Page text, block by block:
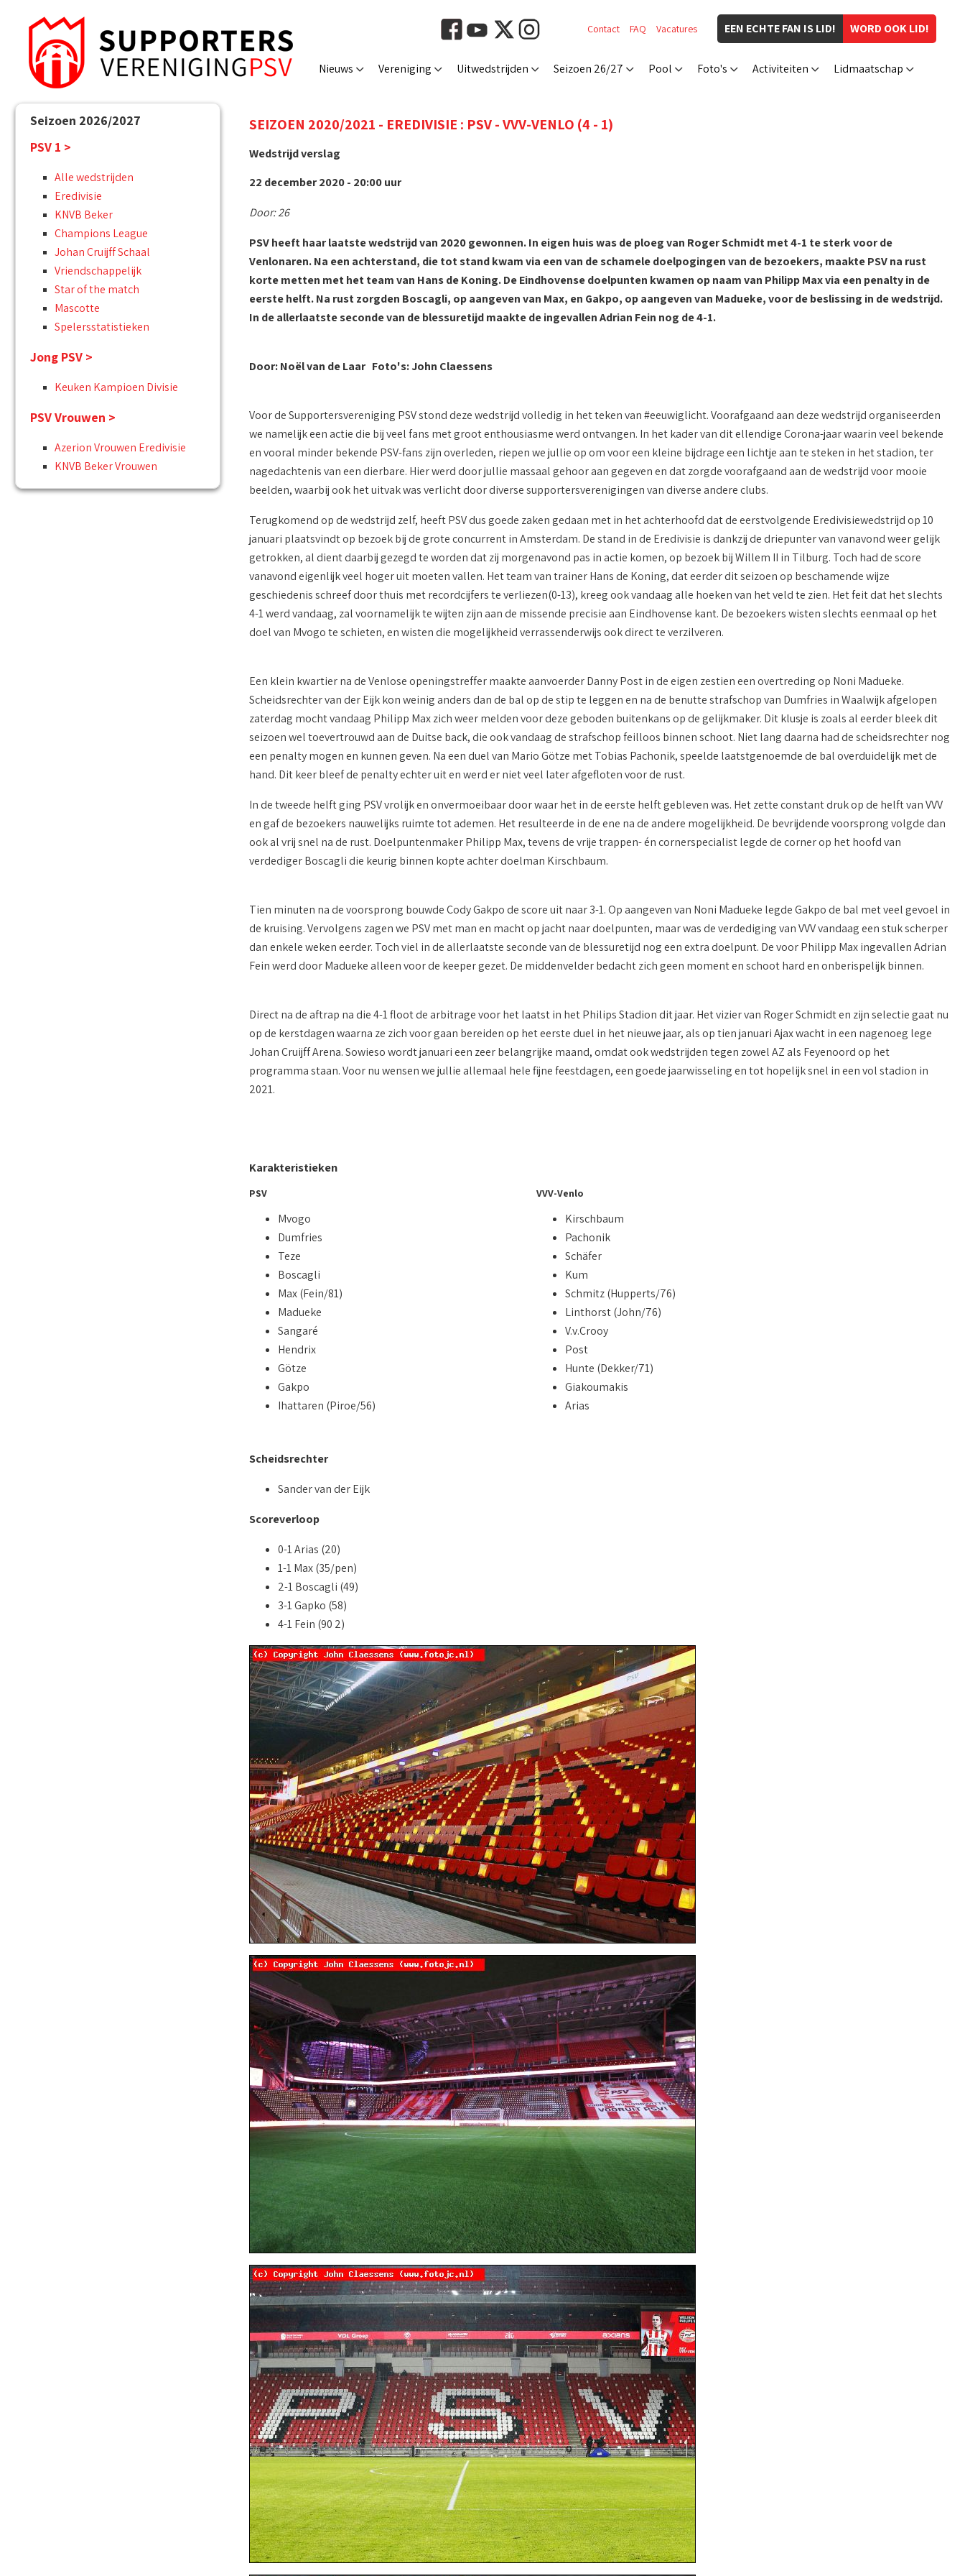
WORD OOK LID!
EEN ECHTE FAN IS LID!
Contact FAQ Vacatures
Nieuws Vereniging Uitwedstrijden Seizoen 26/27 Pool Foto's Activiteiten Lidmaatschap
Seizoen 2026/2027
PSV 1 >
Alle wedstrijden
Eredivisie
KNVB Beker
Champions League
Johan Cruijff Schaal
Vriendschappelijk
Star of the match
Mascotte
Spelersstatistieken
Jong PSV >
Keuken Kampioen Divisie
PSV Vrouwen >
Azerion Vrouwen Eredivisie
KNVB Beker Vrouwen
SEIZOEN 2020/2021 - EREDIVISIE : PSV - VVV-VENLO (4 - 1)
Wedstrijd verslag
22 december 2020 - 20:00 uur
Door: 26
PSV heeft haar laatste wedstrijd van 2020 gewonnen. In eigen huis was de ploeg van Roger Schmidt met 4-1 te sterk voor de
Venlonaren. Na een achterstand, die tot stand kwam via een van de schamele doelpogingen van de bezoekers, maakte PSV na rust
korte metten met het team van Hans de Koning. De Eindhovense doelpunten kwamen op naam van Philipp Max via een penalty in de
eerste helft. Na rust zorgden Boscagli, op aangeven van Max, en Gakpo, op aangeven van Madueke, voor de beslissing in de wedstrijd.
In de allerlaatste seconde van de blessuretijd maakte de ingevallen Adrian Fein nog de 4-1.
Door: Noël van de Laar Foto's: John Claessens
Voor de Supportersvereniging PSV stond deze wedstrijd volledig in het teken van #eeuwiglicht. Voorafgaand aan deze wedstrijd organiseerden
we namelijk een actie die bij veel fans met groot enthousiasme werd ontvangen. In het kader van dit ellendige Corona-jaar waarin veel bekende
en vooral minder bekende PSV-fans zijn overleden, riepen we jullie op om voor een kleine bijdrage een lichtje aan te steken in het stadion, ter
nagedachtenis van een dierbare. Hier werd door jullie massaal gehoor aan gegeven en dat zorgde voorafgaand aan de wedstrijd voor mooie
beelden, waarbij ook het uitvak was verlicht door diverse supportersverenigingen van diverse andere clubs.
Terugkomend op de wedstrijd zelf, heeft PSV dus goede zaken gedaan met in het achterhoofd dat de eerstvolgende Eredivisiewedstrijd op 10
januari plaatsvindt op bezoek bij de grote concurrent in Amsterdam. De stand in de Eredivisie is dankzij de driepunter van vanavond weer gelijk
getrokken, al dient daarbij gezegd te worden dat zij morgenavond pas in actie komen, op bezoek bij Willem II in Tilburg. Toch had de score
vanavond eigenlijk veel hoger uit moeten vallen. Het team van trainer Hans de Koning, dat eerder dit seizoen op beschamende wijze
geschiedenis schreef door thuis met recordcijfers te verliezen(0-13), kreeg ook vandaag alle hoeken van het veld te zien. Het feit dat het slechts
4-1 werd vandaag, zal voornamelijk te wijten zijn aan de missende precisie aan Eindhovense kant. De bezoekers wisten slechts eenmaal op het
doel van Mvogo te schieten, en wisten die mogelijkheid verrassenderwijs ook direct te verzilveren.
Een klein kwartier na de Venlose openingstreffer maakte aanvoerder Danny Post in de eigen zestien een overtreding op Noni Madueke.
Scheidsrechter van der Eijk kon weinig anders dan de bal op de stip te leggen en na de benutte strafschop van Dumfries in Waalwijk afgelopen
zaterdag mocht vandaag Philipp Max zich weer melden voor deze geboden buitenkans op de gelijkmaker. Dit klusje is zoals al eerder bleek dit
seizoen wel toevertrouwd aan de Duitse back, die ook vandaag de strafschop feilloos binnen schoot. Niet lang daarna had de scheidsrechter nog
een penalty mogen en kunnen geven. Na een duel van Mario Götze met Tobias Pachonik, speelde laatstgenoemde de bal overduidelijk met de
hand. Dit keer bleef de penalty echter uit en werd er niet veel later afgefloten voor de rust.
In de tweede helft ging PSV vrolijk en onvermoeibaar door waar het in de eerste helft gebleven was. Het zette constant druk op de helft van VVV
en gaf de bezoekers nauwelijks ruimte tot ademen. Het resulteerde in de ene na de andere mogelijkheid. De bevrijdende voorsprong volgde dan
ook al vrij snel na de rust. Doelpuntenmaker Philipp Max, tevens de vrije trappen- én cornerspecialist legde de corner op het hoofd van
verdediger Boscagli die keurig binnen kopte achter doelman Kirschbaum.
Tien minuten na de voorsprong bouwde Cody Gakpo de score uit naar 3-1. Op aangeven van Noni Madueke legde Gakpo de bal met veel gevoel in
de kruising. Vervolgens zagen we PSV met man en macht op jacht naar doelpunten, maar was de verdediging van VVV vandaag een stuk scherper
dan enkele weken eerder. Toch viel in de allerlaatste seconde van de blessuretijd nog een extra doelpunt. De voor Philipp Max ingevallen Adrian
Fein werd door Madueke alleen voor de keeper gezet. De middenvelder bedacht zich geen moment en schoot hard en onberispelijk binnen.
Direct na de aftrap na die 4-1 floot de arbitrage voor het laatst in het Philips Stadion dit jaar. Het vizier van Roger Schmidt en zijn selectie gaat nu
op de kerstdagen waarna ze zich voor gaan bereiden op het eerste duel in het nieuwe jaar, als op tien januari Ajax wacht in een nagenoeg lege
Johan Cruijff Arena. Sowieso wordt januari een zeer belangrijke maand, omdat ook wedstrijden tegen zowel AZ als Feyenoord op het
programma staan. Voor nu wensen we jullie allemaal hele fijne feestdagen, een goede jaarwisseling en tot hopelijk snel in een vol stadion in
2021.
Karakteristieken
PSV
Mvogo
Dumfries
Teze
Boscagli
Max (Fein/81)
Madueke
Sangaré
Hendrix
Götze
Gakpo
Ihattaren (Piroe/56)
VVV-Venlo
Kirschbaum
Pachonik
Schäfer
Kum
Schmitz (Hupperts/76)
Linthorst (John/76)
V.v.Crooy
Post
Hunte (Dekker/71)
Giakoumakis
Arias
Scheidsrechter
Sander van der Eijk
Scoreverloop
0-1 Arias (20)
1-1 Max (35/pen)
2-1 Boscagli (49)
3-1 Gapko (58)
4-1 Fein (90 2)